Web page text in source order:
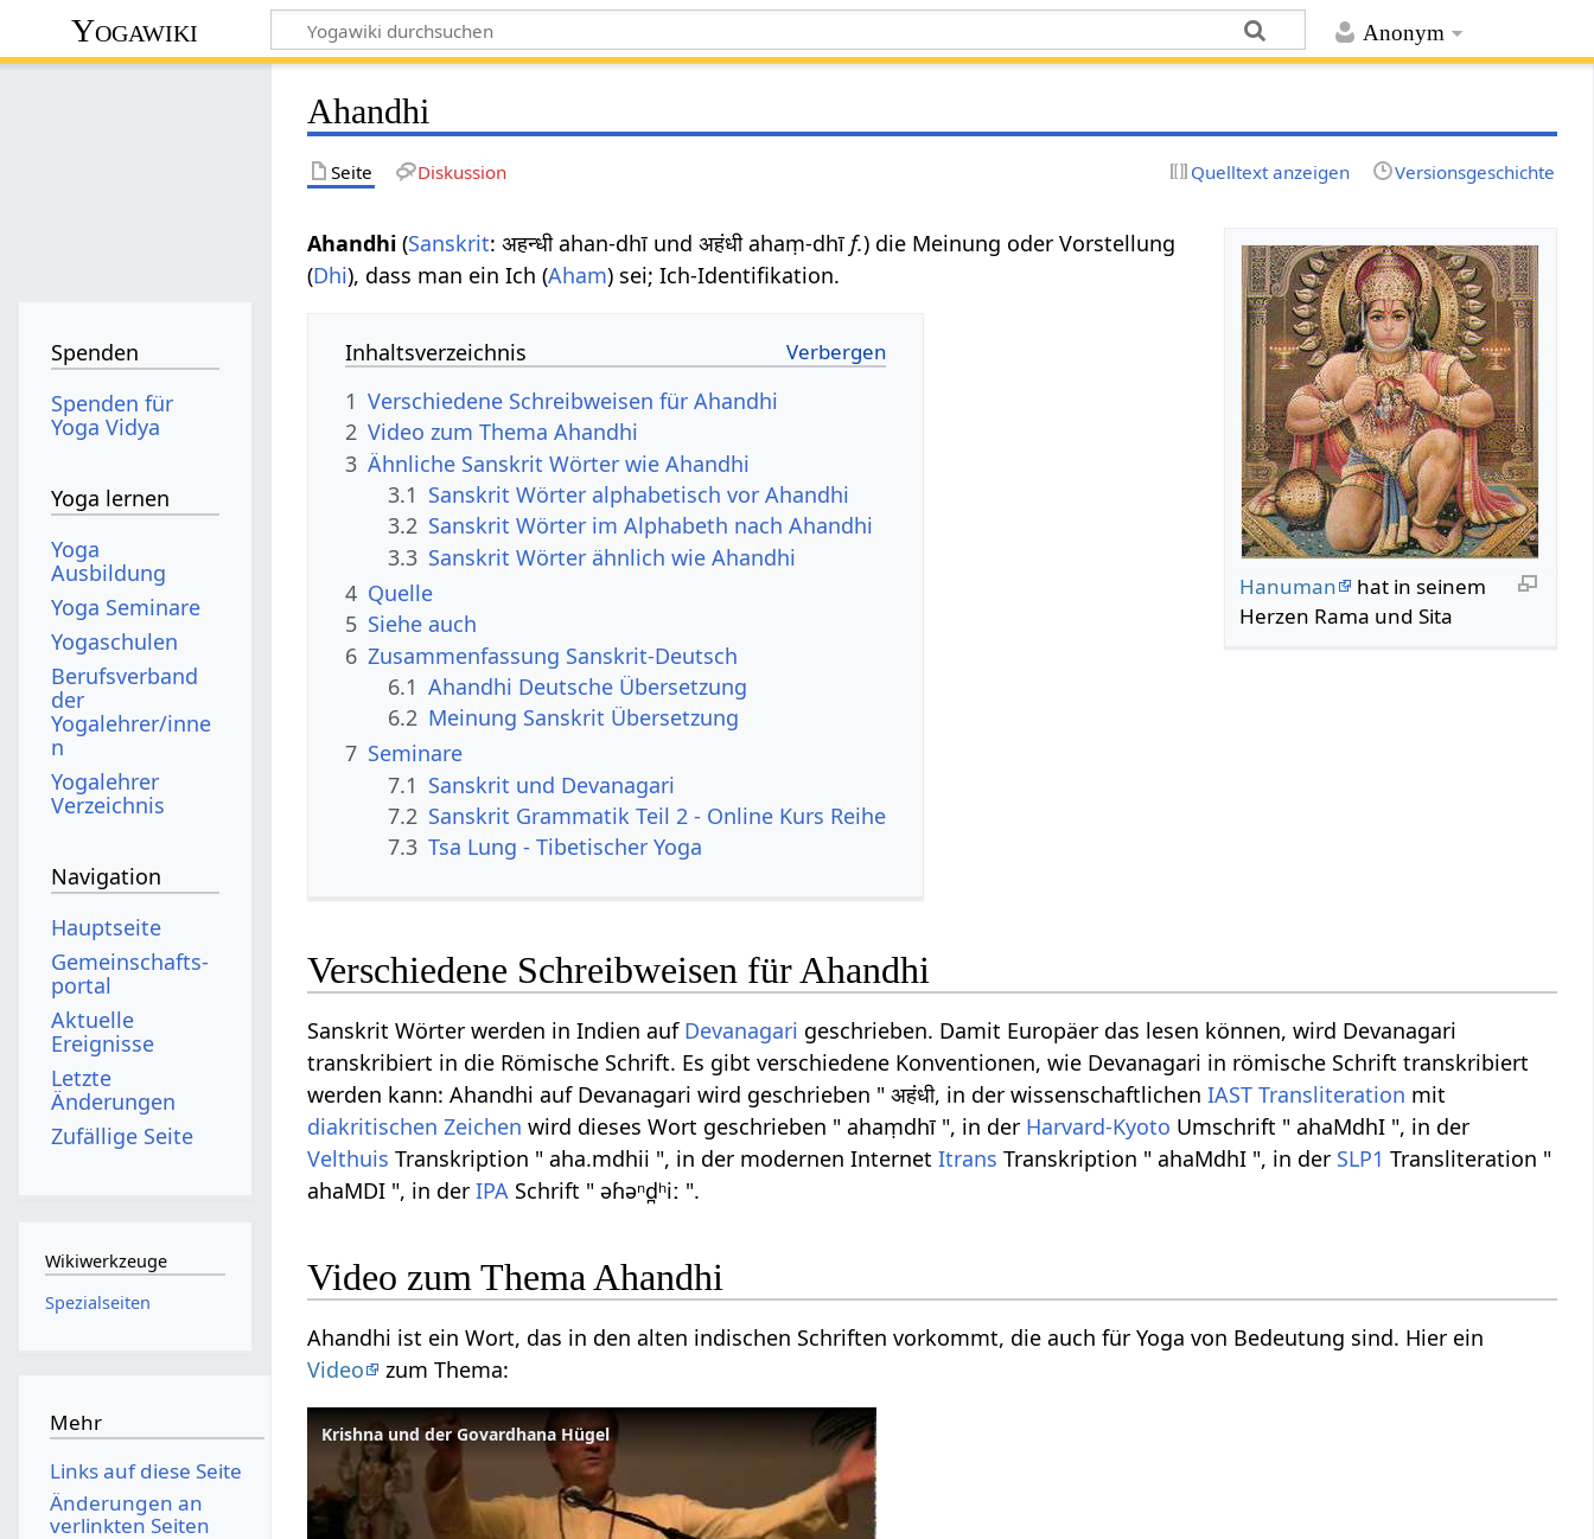
Anonym
Yogawiki
Ahandhi
Seite Diskussion Quelltext anzeigen Versionsgeschichte
Hanuman
hat in seinem
Herzen Rama und Sita
Ahandhi(Sanskrit: अहन्धी ahan-dhī und अहंधी ahaṃ-dhī f.) die Meinung oder Vorstellung
(Dhi), dass man ein Ich (Aham) sei; Ich-Identifikation.
Inhaltsverzeichnis
1 Verschiedene Schreibweisen für Ahandhi
2 Video zum Thema Ahandhi
3 Ähnliche Sanskrit Wörter wie Ahandhi
3.1 Sanskrit Wörter alphabetisch vor Ahandhi
3.2 Sanskrit Wörter im Alphabeth nach Ahandhi
3.3 Sanskrit Wörter ähnlich wie Ahandhi
4 Quelle
5 Siehe auch
6 Zusammenfassung Sanskrit-Deutsch
6.1 Ahandhi Deutsche Übersetzung
6.2 Meinung Sanskrit Übersetzung
7 Seminare
7.1 Sanskrit und Devanagari
7.2 Sanskrit Grammatik Teil 2 - Online Kurs Reihe
7.3 Tsa Lung - Tibetischer Yoga
Verschiedene Schreibweisen für Ahandhi
Sanskrit Wörter werden in Indien auf Devanagari geschrieben. Damit Europäer das lesen können, wird Devanagari
transkribiert in die Römische Schrift. Es gibt verschiedene Konventionen, wie Devanagari in römische Schrift transkribiert
werden kann: Ahandhi auf Devanagari wird geschrieben " अहंधी, in der wissenschaftlichenIAST Transliteration mit
diakritischen Zeichen wird dieses Wort geschrieben " ahaṃdhī ", in der Harvard-Kyoto Umschrift " ahaMdhI ", in der
Velthuis Transkription " aha.mdhii ", in der modernen InternetItrans Transkription " ahaMdhI ", in der SLP1 Transliteration "
ahaMDI ", in derIPA Schrift " əɦəⁿd̪ʰiː ".
Video zum Thema Ahandhi
Ahandhi ist ein Wort, das in den alten indischen Schriften vorkommt, die auch für Yoga von Bedeutung sind. Hier ein
Video
zum Thema:
Krishna und der Govardhana Hügel
Spenden
Spenden für
Yoga Vidya
Yoga lernen
Yoga
Ausbildung
Yoga Seminare
Yogaschulen
Berufsverband
der
Yogalehrer/inne
n
Yogalehrer
Verzeichnis
Navigation
Hauptseite
Gemeinschafts­
portal
Aktuelle
Ereignisse
Letzte
Änderungen
Zufällige Seite
Wikiwerkzeuge
Spezialseiten
Mehr
Links auf diese Seite
Änderungen an
verlinkten Seiten